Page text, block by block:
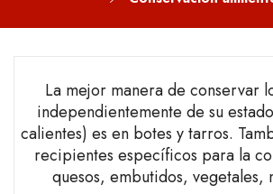
La mejor manera de conservar
independientemente de su
calientes) es en botes y tarros.
recipientes específicos para la
quesos, embutidos, vegetales,